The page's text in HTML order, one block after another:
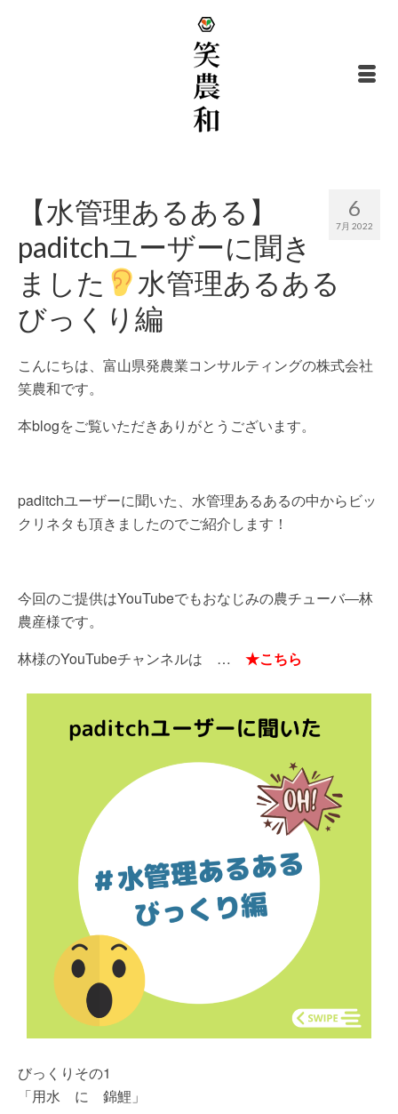
6
7月 2022
【水管理あるある】
paditchユーザーに聞き
ました
水管理あるある
びっくり編
こんにちは、富山県発農業コンサルティングの株式会社
笑農和です。
本blogをご覧いただきありがとうございます。
paditchユーザーに聞いた、水管理あるあるの中からビッ
クリネタも頂きましたのでご紹介します！
今回のご提供はYouTubeでもおなじみの農チューバ―林
農産様です。
林様のYouTubeチャンネルは … ★こちら
びっくりその1
「用水 に 錦鯉」